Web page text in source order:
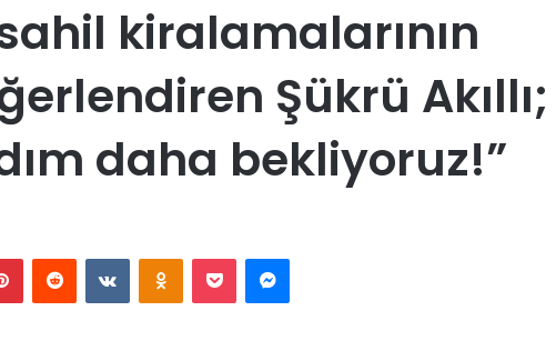
sahil kiralamalarının
Şükrü Akıllı;
daha bekliyoruz!”
PinterestReddit VKontakteOdnoklassniki
Pocket Messenger